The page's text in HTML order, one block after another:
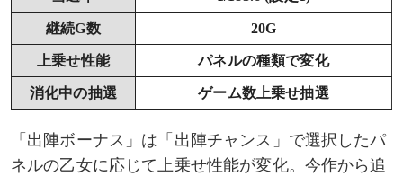
継続G数 20G
上乗せ性能 パネルの種類で変化
消化中の抽選 ゲーム数上乗せ抽選
「出陣ボーナス」は「出陣チャンス」で選択したパ
ネルの乙女に応じて上乗せ性能が変化。今作から追